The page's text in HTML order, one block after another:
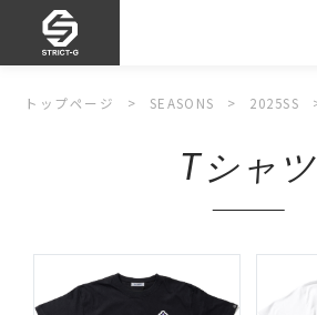
トップページ SEASONS 2025SS
Tシャツ